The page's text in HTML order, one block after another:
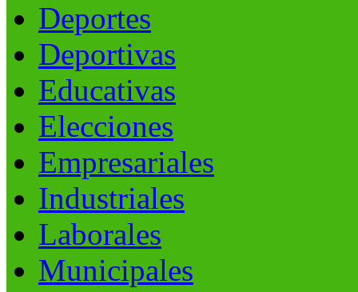
Deportes
Deportivas
Educativas
Elecciones
Empresariales
Industriales
Laborales
Municipales